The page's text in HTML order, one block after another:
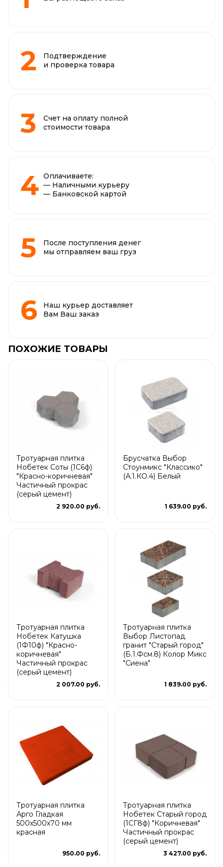
Подтверждение
и проверка товара
Счет на оплату полной
стоимости товара
Оплачиваете:
— Наличными курьеру
— Банковской картой
После поступления денег
мы отправляем ваш груз
Наш курьер доставляет
Вам Ваш заказ
ПОХОЖИЕ ТОВАРЫ
Тротуарная плитка
Нобетек Соты (1С6ф)
"Красно-коричневая"
Частичный прокрас
(серый цемент)
2 920.00 руб.
Брусчатка Выбор
Стоунмикс "Классико"
(А.1.КО.4) Белый
1 639.00 руб.
Тротуарная плитка
Нобетек Катушка
(1Ф10ф) "Красно-
коричневая"
Частичный прокрас
(серый цемент)
2 007.00 руб.
Тротуарная плитка
Выбор Листопад
гранит "Старый город"
(Б.1.Фсм.8) Колор Микс
"Сиена"
1 839.00 руб.
Тротуарная плитка
Арго Гладкая
500x500x70 мм
красная
950.00 руб.
Тротуарная плитка
Нобетек Старый город
(1СГ8ф) "Коричневая"
Частичный прокрас
(серый цемент)
3 427.00 руб.